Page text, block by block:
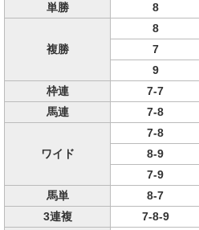
単勝 8
複勝
8
7
9
枠連
7-7
馬連
7-8
ワイド
7-8
8-9
7-9
馬単
8-7
3連複
7-8-9